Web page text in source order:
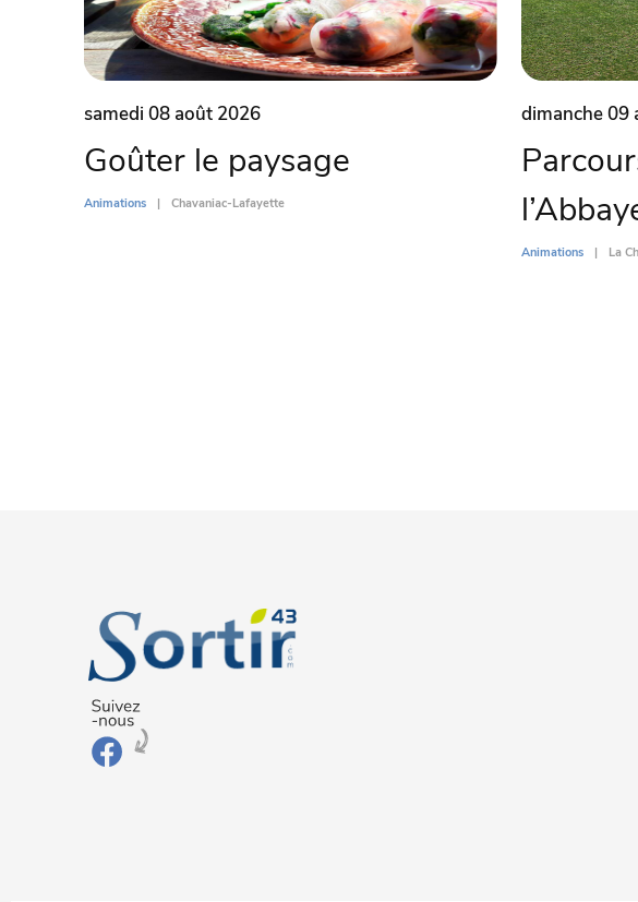
samedi 08 août 2026
Goûter le paysage
Animations Chavaniac-Lafayette
dimanche 09
Animations La